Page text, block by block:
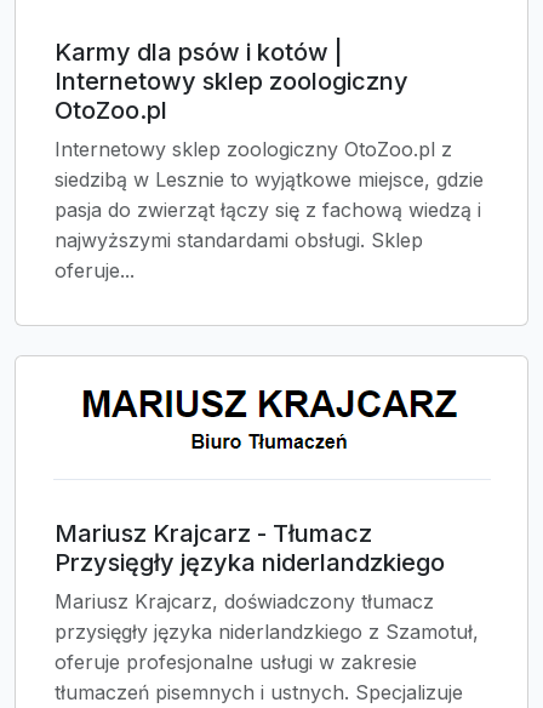
Karmy dla psów i kotów |
Internetowy sklep zoologiczny
OtoZoo.pl
Internetowy sklep zoologiczny OtoZoo.pl z
siedzibą w Lesznie to wyjątkowe miejsce, gdzie
pasja do zwierząt łączy się z fachową wiedzą i
najwyższymi standardami obsługi. Sklep
oferuje...
Mariusz Krajcarz - Tłumacz
Przysięgły języka niderlandzkiego
Mariusz Krajcarz, doświadczony tłumacz
przysięgły języka niderlandzkiego z Szamotuł,
oferuje profesjonalne usługi w zakresie
tłumaczeń pisemnych i ustnych. Specjalizuje